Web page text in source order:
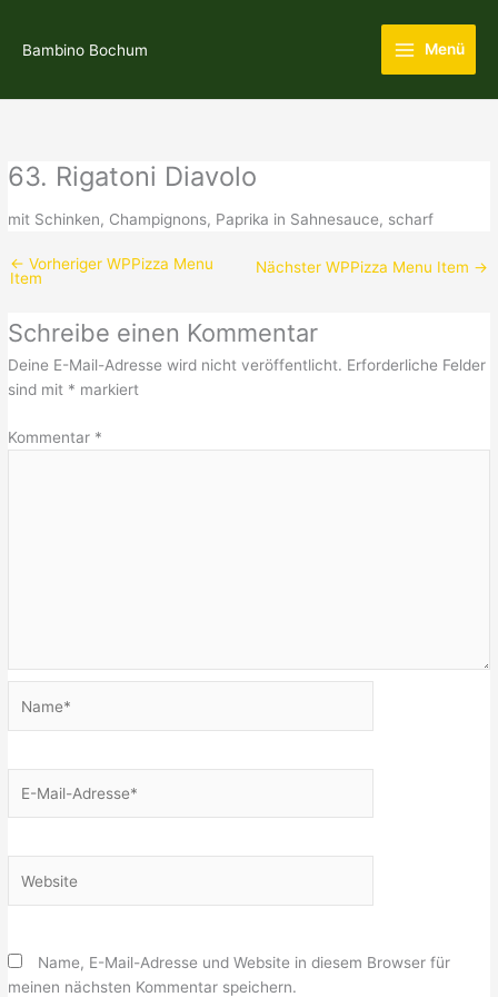
springen
Bambino Bochum
Main
Menu
Menü
63. Rigatoni Diavolo
mit Schinken, Champignons, Paprika in Sahnesauce, scharf
← Vorheriger WPPizza Menu
Item
Nächster WPPizza Menu Item →
Schreibe einen Kommentar
Deine E-Mail-Adresse wird nicht veröffentlicht. Erforderliche Felder
sind mit * markiert
Kommentar *
Mail-
Name, E-Mail-Adresse und Website in diesem Browser für
meinen nächsten Kommentar speichern.